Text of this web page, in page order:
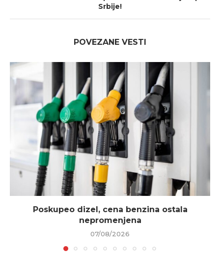
Srbije!
POVEZANE VESTI
Poskupeo dizel, cena benzina ostala
nepromenjena
07/08/2026